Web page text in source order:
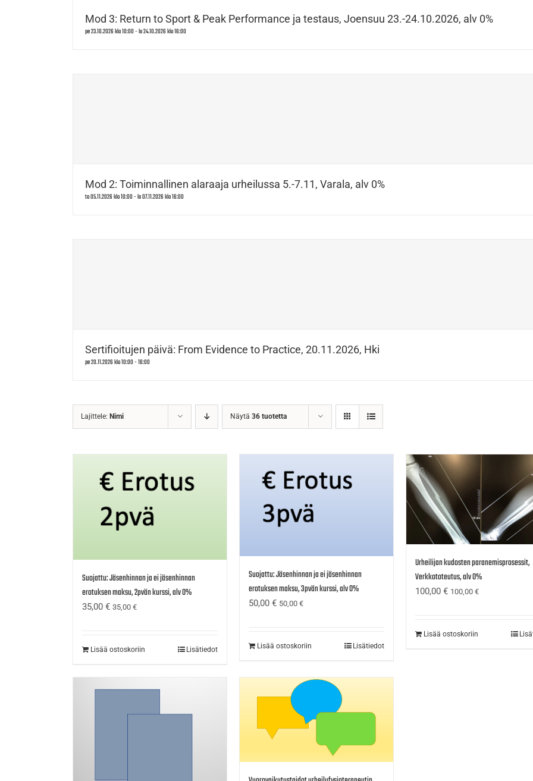
Mod 3: Return to Sport & Peak Performance ja testaus, Joensuu 23.-24.10.2026, alv 0%
pe 23.10.2026 klo 10:00-la 24.10.2026 klo 16:00
Mod 2: Toiminnallinen alaraaja urheilussa 5.-7.11, Varala, alv 0%
to 05.11.2026 klo 10:00-la 07.11.2026 klo 16:00
Sertifioitujen päivä: From Evidence to Practice, 20.11.2026, Hki
pe 20.11.2026 klo 10:00-16:00
Lajittele: Nimi Näytä 36 tuotetta
Suojattu: Jäsenhinnan ja ei jäsenhinnan
erotuksen maksu, 2pvän kurssi, alv 0%
35,00 € 35,00 €
Lisää ostoskoriin Lisätiedot
Suojattu: Jäsenhinnan ja ei jäsenhinnan
erotuksen maksu, 3pvän kurssi, alv 0%
50,00 € 50,00 €
Lisää ostoskoriin Lisätiedot
Urheilijan kudosten paranemisprosessit,
Verkkototeutus, alv 0%
100,00 € 100,00 €
Lisää ostoskoriin